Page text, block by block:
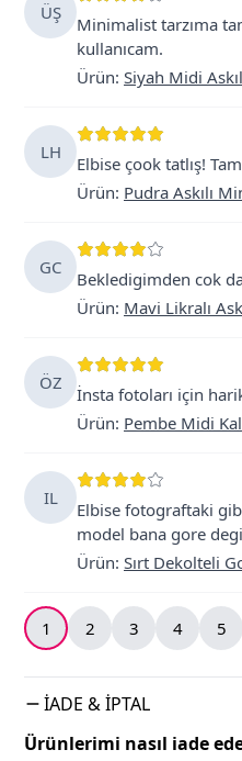
ÜŞ
Minimalist tarzıma
kullanıcam.
Ürün: Siyah Midi
LH
Elbise çook tatlış!
Ürün: Pudra Askılı
GC
Bekledigimden cok
Ürün: Mavi Likralı
ÖZ
İnsta fotoları için
Ürün: Pembe Midi
IL
Elbise fotograftaki
model bana gore
Ürün: Sırt Dekolteli
1 2 3 4 5
İADE & İPTAL
Ürünlerimi nasıl iade